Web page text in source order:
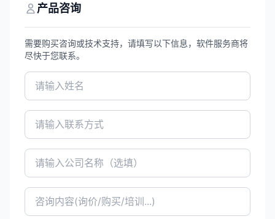
系统配置等功能，提升运维效率。
产品咨询
需要购买咨询或技术支持，请填写以下信息，软件服务商将
尽快于您联系。